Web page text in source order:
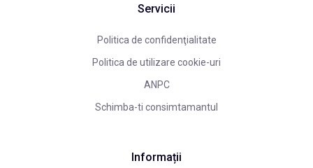
Servicii
Politica de confidenţialitate
Politica de utilizare cookie-uri
ANPC
Schimba-ti consimtamantul
Informații